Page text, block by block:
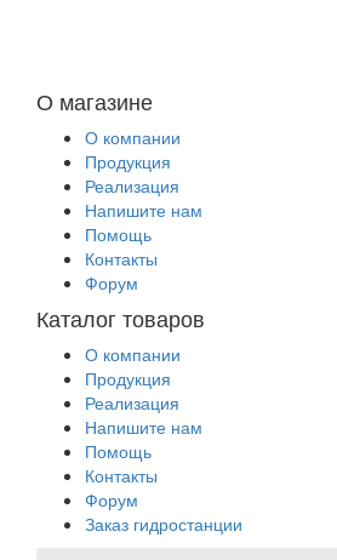
О магазине
О компании
Продукция
Реализация
Напишите нам
Помощь
Контакты
Форум
Каталог товаров
О компании
Продукция
Реализация
Напишите нам
Помощь
Контакты
Форум
Заказ гидростанции